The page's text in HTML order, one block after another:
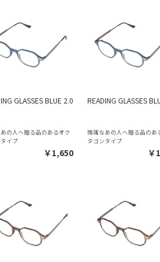
GLASSES BLUE 2.0
の人へ贈る品のあるオク
イプ
￥1,650
READING GLASSES
博識なあの人へ贈る品のあ
タゴンタイプ
￥